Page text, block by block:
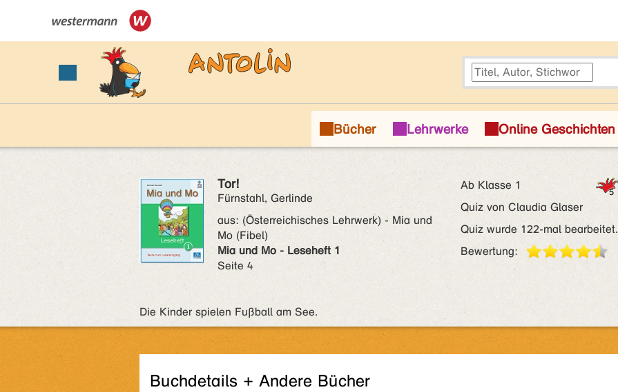
Tor!
Fürnstahl, Gerlinde
aus: (Österreichisches Lehrwerk) - Mia und
Mo (Fibel)
Mia und Mo - Leseheft 1
Seite 4
Ab Klasse 1
Quiz von Claudia Glaser
Quiz wurde 122-mal bearbeitet.
Bewertung:
Die Kinder spielen Fußball am See.
Buchdetails + Andere Bücher